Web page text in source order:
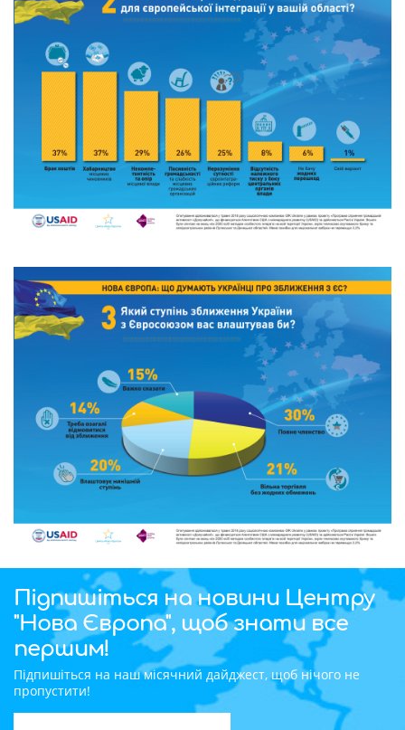
Підпишіться на новини Центру
"Нова Європа", щоб знати все
першим!
Підпишіться на наш місячний дайджест, щоб нічого не
пропустити!